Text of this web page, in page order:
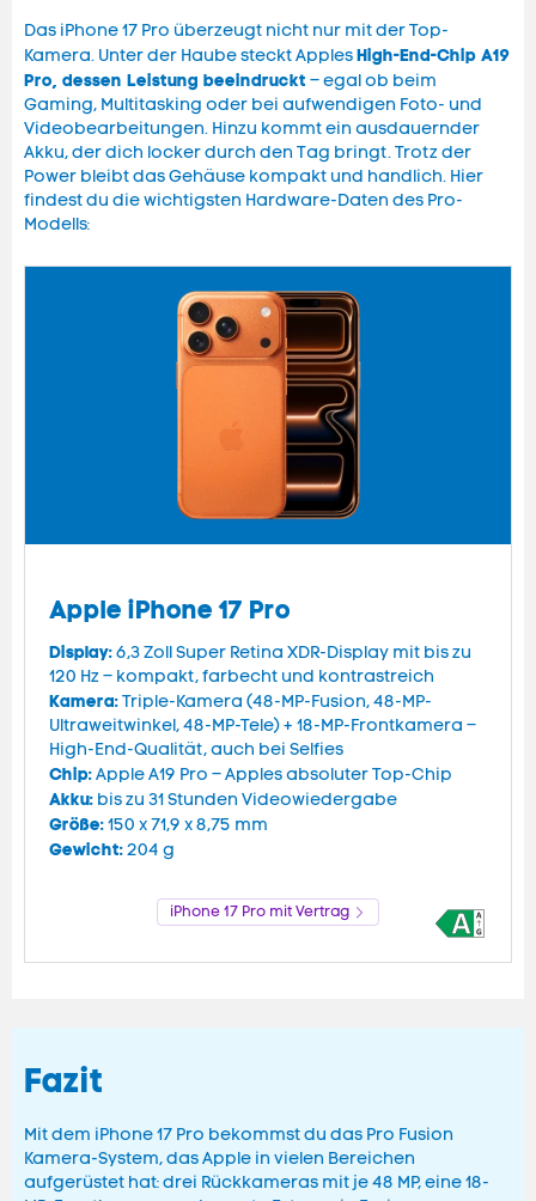
Das iPhone 17 Pro überzeugt nicht nur mit der Top-
Kamera. Unter der Haube steckt ApplesHigh-End-Chip A19
Pro, dessen Leistung beeindruckt – egal ob beim
Gaming, Multitasking oder bei aufwendigen Foto- und
Videobearbeitungen. Hinzu kommt ein ausdauernder
Akku, der dich locker durch den Tag bringt. Trotz der
Power bleibt das Gehäuse kompakt und handlich. Hier
findest du die wichtigsten Hardware-Daten des Pro-
Modells:
Apple iPhone 17 Pro
Display:6,3 Zoll Super Retina XDR-Display mit bis zu
120 Hz – kompakt, farbecht und kontrastreich
Kamera:Triple-Kamera (48-MP-Fusion, 48-MP-
Ultraweitwinkel, 48-MP-Tele) + 18-MP-Frontkamera –
High-End-Qualität, auch bei Selfies
Chip:Apple A19 Pro – Apples absoluter Top-Chip
Akku: bis zu 31 Stunden Videowiedergabe
Größe:150 x 71,9 x 8,75 mm
Gewicht:204 g
iPhone 17 Pro mit Vertrag
Fazit
Mit dem iPhone 17 Pro bekommst du das Pro Fusion
Kamera-System, das Apple in vielen Bereichen
aufgerüstet hat: drei Rückkameras mit je 48 MP, eine 18-